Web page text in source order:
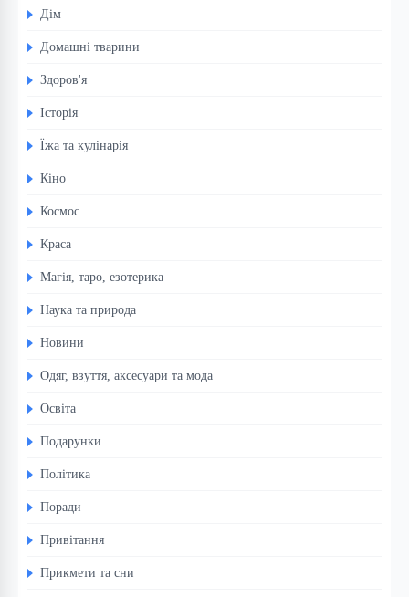
Дім
Домашні тварини
Здоров'я
Історія
Їжа та кулінарія
Кіно
Космос
Краса
Магія, таро, езотерика
Наука та природа
Новини
Одяг, взуття, аксесуари та мода
Освіта
Подарунки
Політика
Поради
Привітання
Прикмети та сни